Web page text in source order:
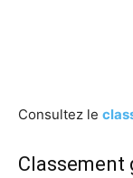
Consultez le
Classement